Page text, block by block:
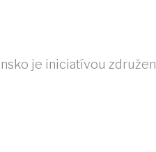
je iniciatívou